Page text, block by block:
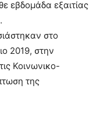
εβδομάδα εξαιτίας
στο
2019, στην
Κοινωνικο-
της